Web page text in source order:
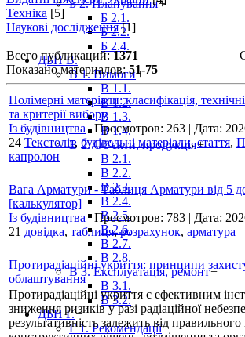
Б 2. Планування+
Б 2.1.
Б 2.2.
Б 2.4.
ДБН В.+
В 1. Вимоги+
В 1.1.
В 1.2.
В 1.3.
В 1.4.
В 2. Об'єкти, продукція+
В 2.1.
В 2.2.
В 2.3.
В 2.4.
В 2.5.
В 2.6.
В 2.7.
В 2.8.
В 3. Експлуатація, ремонт+
В 3.1.
В 3.2.
ДБН Г.+
Г 1. Рекомендації
Техніка [5]
Наукові дослідження [1]
Всего публикаций:1371
Показано материалов:51-75
Полімерні матеріали: класифікація,
та критерії вибору
Із будівництва |Просмотров: 263 | Дата:
24 Текстоліт, будівельні матеріали,стаття,
капролон
Вага Арматури - Таблиця Арматури від 5
[калькулятор]
Із будівництва |Просмотров: 783 | Дата:
21 довідка, таблиця,розрахунок, арматура
Протирадіаційні укриття: принципи
облаштування
Протирадіаційні укриття є ефективним
зниження ризиків у разі радіаційної
результативність залежить від